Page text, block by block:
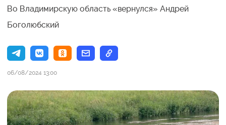
Во Владимирскую область «вернулся» Андрей
Боголюбский
06/08/2024 13:00